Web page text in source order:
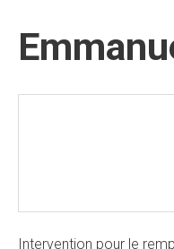
Intervention pour le